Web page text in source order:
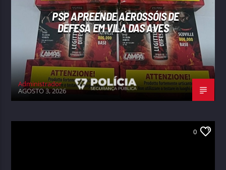
PSP APREENDE AEROSSÓIS DE
DEFESA EM VILA DAS AVES
Administrador
AGOSTO 3, 2026
0